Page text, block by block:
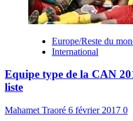
Europe/Reste du
International
Equipe type de la CAN
liste
Mahamet Traoré 6 février 2017 0